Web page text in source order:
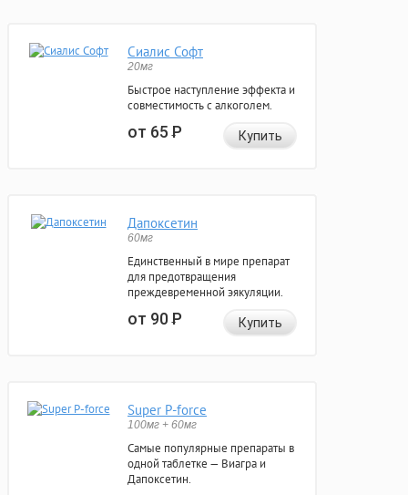
Сиалис Софт
20мг
Быстрое наступление эффекта и
совместимость с алкоголем.
от 65Р Купить
Дапоксетин
60мг
Единственный в мире препарат
для предотвращения
преждевременной эякуляции.
от 90Р Купить
Super P-force
100мг + 60мг
Самые популярные препараты в
одной таблетке — Виагра и
Дапоксетин.